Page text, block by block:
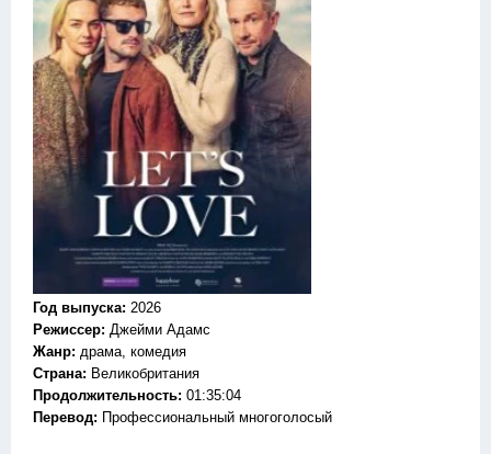
Год выпуска: 2026
Режиссер: Джейми Адамс
Жанр: драма, комедия
Страна: Великобритания
Продолжительность: 01:35:04
Перевод: Профессиональный многоголосый